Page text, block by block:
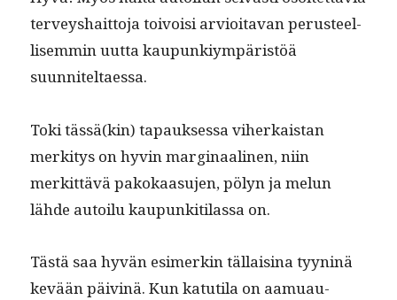
ter­veyshait­to­ja toivoisi arvioita­van perus­teel­
lisem­min uut­ta kaupunkiym­päristöä
suunniteltaessa.
Toki tässä(kin) tapauk­ses­sa viherkaistan
merk­i­tys on hyvin mar­gin­aa­li­nen, niin
merkit­tävä pakokaa­su­jen, pölyn ja melun
lähde autoilu kaupunki­ti­las­sa on.
Tästä saa hyvän esimerkin täl­laisi­na tyyn­inä
kevään päiv­inä. Kun katu­ti­la on aamuau­